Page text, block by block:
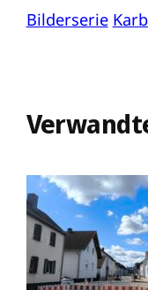
Bilderserie